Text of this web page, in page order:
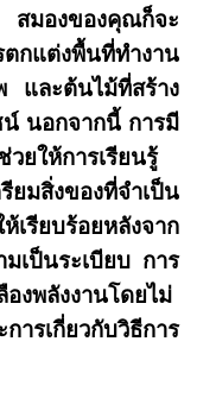
สมองของคุณก็จะ
กแต่งพื้นที่ทำงาน
และต้นไม้ที่สร้าง
น์ นอกจากนี้ การมี
วยให้การเรียนรู้
มสิ่งของที่จำเป็น
เรียบร้อยหลังจาก
เป็นระเบียบ การ
องพลังงานโดยไม่
ารเกี่ยวกับวิธีการ